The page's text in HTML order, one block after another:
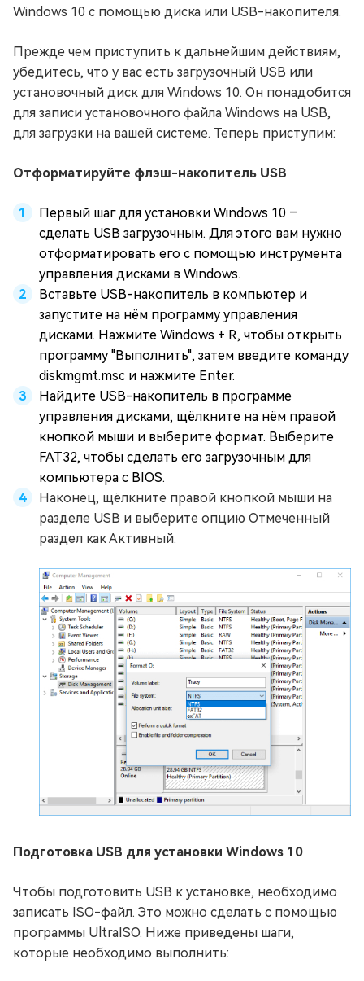
Windows 10 с помощью диска или USB-накопителя.
Прежде чем приступить к дальнейшим действиям,
убедитесь, что у вас есть загрузочный USB или
установочный диск для Windows 10. Он понадобится
для записи установочного файла Windows на USB,
для загрузки на вашей системе. Теперь приступим:
Отформатируйте флэш-накопитель USB
Первый шаг для установки Windows 10 –
сделать USB загрузочным. Для этого вам нужно
отформатировать его с помощью инструмента
управления дисками в Windows.
Вставьте USB-накопитель в компьютер и
запустите на нём программу управления
дисками. Нажмите Windows + R, чтобы открыть
программу "Выполнить", затем введите команду
diskmgmt.msc и нажмите Enter.
Найдите USB-накопитель в программе
управления дисками, щёлкните на нём правой
кнопкой мыши и выберите формат. Выберите
FAT32, чтобы сделать его загрузочным для
компьютера с BIOS.
Наконец, щёлкните правой кнопкой мыши на
разделе USB и выберите опцию Отмеченный
раздел как Активный.
Подготовка USB для установки Windows 10
Чтобы подготовить USB к установке, необходимо
записать ISO-файл. Это можно сделать с помощью
программы UltraISO. Ниже приведены шаги,
которые необходимо выполнить: